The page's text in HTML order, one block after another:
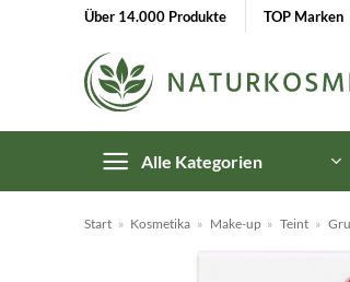
Über 14.000 Produkte TOP Marken
Alle Kategorien
Start » Kosmetika » Make-up » Teint »